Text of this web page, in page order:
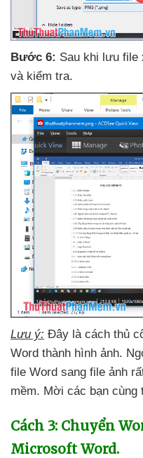
Bước 6: Sau khi lưu file
và kiểm tra.
Lưu ý: Đây là cách thủ
Word thành hình ảnh.
file Word sang file ảnh
mềm. Mời các bạn cùng
Cách 3: Chuyển
Microsoft Word.